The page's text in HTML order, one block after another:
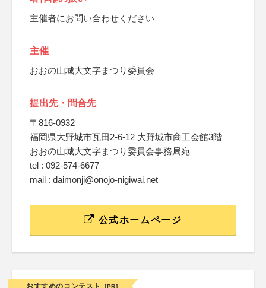
主催者にお問い合わせください
主催
おおの山城大文字まつり委員会
提出先・問合先
〒816-0932
福岡県大野城市瓦田2-6-12 大野城市商工会館3階
おおの山城大文字まつり委員会事務局宛
tel : 092-574-6677
mail : daimonji@onojo-nigiwai.net
公式ホームページ
おすすめのコンテスト [PR]